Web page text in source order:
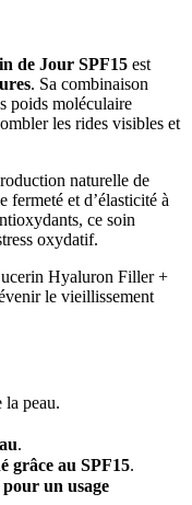
de Jour SPF15 est
. Sa combinaison
poids moléculaire
les rides visibles et
naturelle de
fermeté et d’élasticité à
ce soin
oxydatif.
Hyaluron Filler +
le vieillissement
la peau.
.
grâce au SPF15.
un usage